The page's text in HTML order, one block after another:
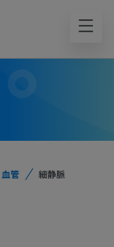
血管 細静脈